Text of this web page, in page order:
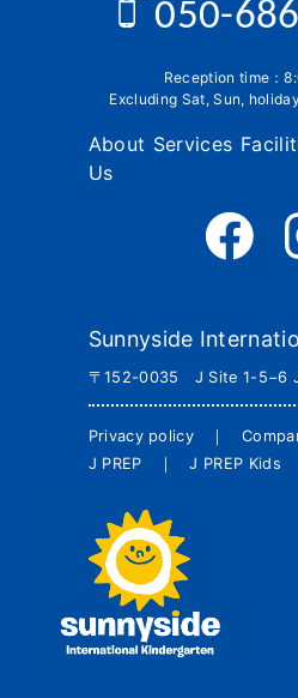
050-
Reception time：
Excluding Sat, Sun,
About
Us
Services
Sunnyside
〒152-0035 J Site 1-5−6
Privacy policy ｜
J PREP ｜J PREP Kids